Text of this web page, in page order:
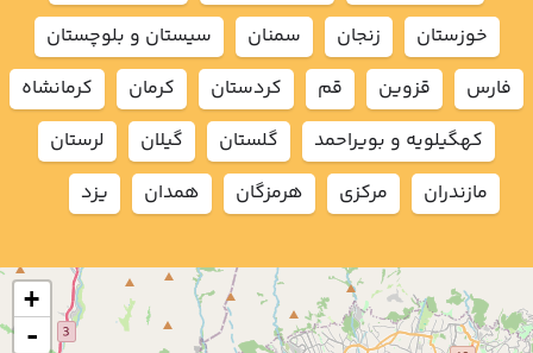
+
-
خوزستان
زنجان سمنان
سيستان و بلوچستان
فارس
قزوين قم كردستان كرمان
كرمانشاه
كهگيلويه و بويراحمد
گلستان گيلان
لرستان
مازندران
مركزي هرمزگان همدان يزد